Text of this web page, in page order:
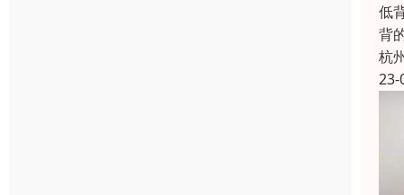
低
背
杭
23-